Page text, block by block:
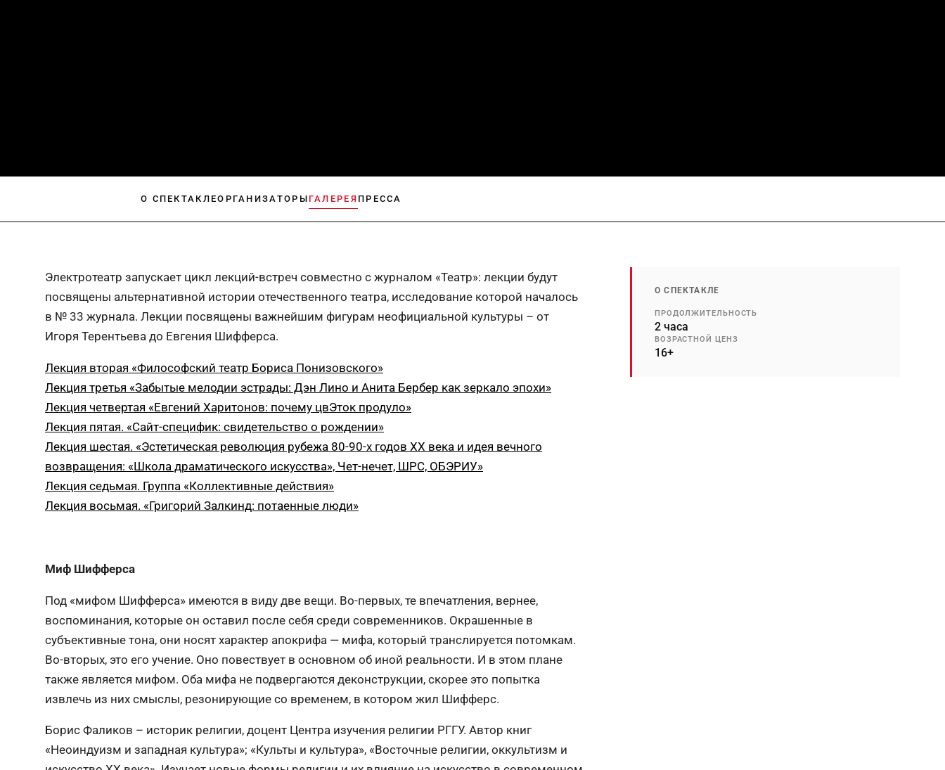
О СПЕКТАКЛЕОРГАНИЗАТОРЫ ГАЛЕРЕЯ ПРЕССА
Электротеатр запускает цикл лекций-встреч совместно с журналом «Театр»: лекции будут
посвящены альтернативной истории отечественного театра, исследование которой началось
в № 33 журнала. Лекции посвящены важнейшим фигурам неофициальной культуры – от
Игоря Терентьева до Евгения Шифферса.
Лекция вторая «Философский театр Бориса Понизовского»
Лекция третья «Забытые мелодии эстрады: Дэн Лино и Анита Бербер как зеркало эпохи»
Лекция четвертая «Евгений Харитонов: почему цвЭток продуло»
Лекция пятая. «Сайт-специфик: свидетельство о рождении»
Лекция шестая. «Эстетическая революция рубежа 80-90-х годов XX века и идея вечного
возвращения: «Школа драматического искусства», Чет-нечет, ШРС, ОБЭРИУ»
Лекция седьмая. Группа «Коллективные действия»
Лекция восьмая. «Григорий Залкинд: потаенные люди»
Миф Шифферса
Под «мифом Шифферса» имеются в виду две вещи. Во-первых, те впечатления, вернее,
воспоминания, которые он оставил после себя среди современников. Окрашенные в
субъективные тона, они носят характер апокрифа — мифа, который транслируется потомкам.
Во-вторых, это его учение. Оно повествует в основном об иной реальности. И в этом плане
также является мифом. Оба мифа не подвергаются деконструкции, скорее это попытка
извлечь из них смыслы, резонирующие со временем, в котором жил Шифферс.
Борис Фаликов – историк религии, доцент Центра изучения религии РГГУ. Автор книг
«Неоиндуизм и западная культура»; «Культы и культура», «Восточные религии, оккультизм и
О СПЕКТАКЛЕ
ПРОДОЛЖИТЕЛЬНОСТЬ
2 часа
ВОЗРАСТНОЙ ЦЕНЗ
16+